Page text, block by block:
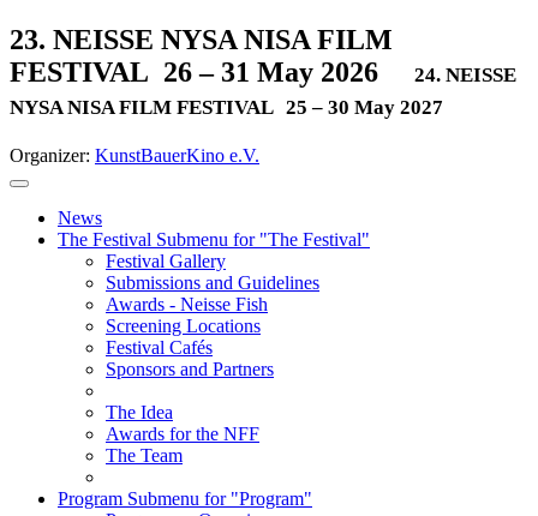
23. NEISSE NYSA NISA FILM
FESTIVAL 26 – 31 May 2026
24. NEISSE
NYSA NISA FILM FESTIVAL 25 – 30 May 2027
Organizer: KunstBauerKino e.V.
News
The Festival Submenu for "The Festival"
Festival Gallery
Submissions and Guidelines
Awards - Neisse Fish
Screening Locations
Festival Cafés
Sponsors and Partners
The Idea
Awards for the NFF
The Team
Program Submenu for "Program"